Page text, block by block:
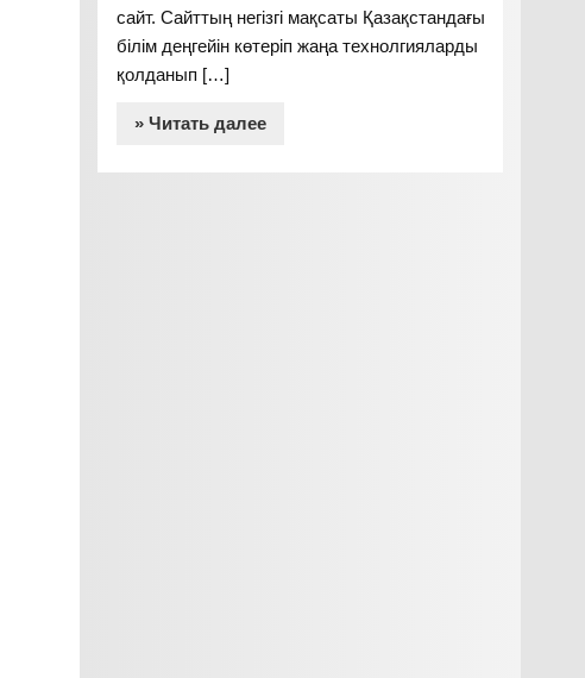
сайт. Сайттың негізгі мақсаты Қазақстандағы
білім деңгейін көтеріп жаңа технолгияларды
қолданып […]
» Читать далее